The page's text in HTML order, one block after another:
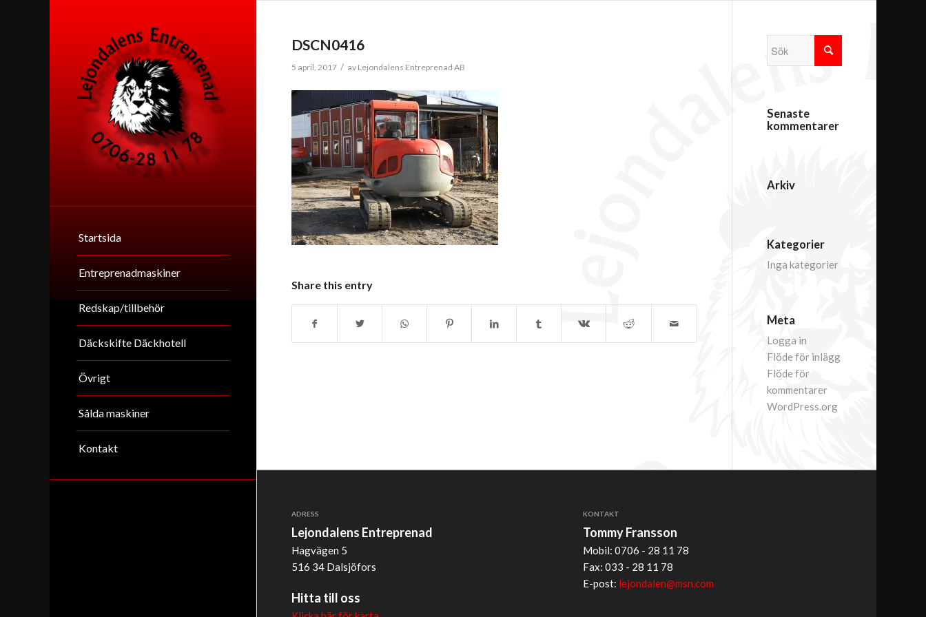
Startsida
Entreprenadmaskiner
Redskap/tillbehör
Däckskifte Däckhotell
Övrigt
Sålda maskiner
Kontakt
DSCN0416
5 april, 2017 / av Lejondalens Entreprenad AB
Share this entry
Senaste
kommentarer
Arkiv
Kategorier
Inga kategorier
Meta
Logga in
Flöde för inlägg
Flöde för
kommentarer
WordPress.org
ADRESS
Lejondalens Entreprenad
Hagvägen 5
516 34 Dalsjöfors
Hitta till oss
KONTAKT
Tommy Fransson
Mobil: 0706 - 28 11 78
Fax: 033 - 28 11 78
E-post: lejondalen@msn.com